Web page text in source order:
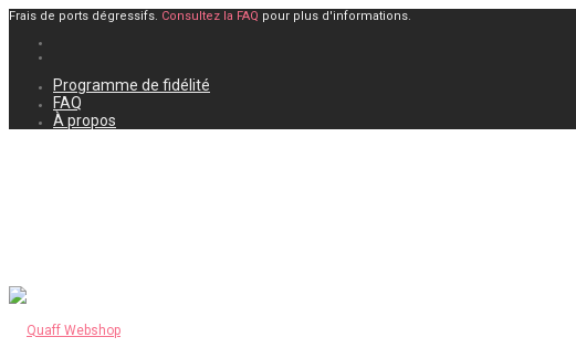
Frais de ports dégressifs. Consultez la FAQ pour plus d'informations.
Programme de fidélité
FAQ
À propos